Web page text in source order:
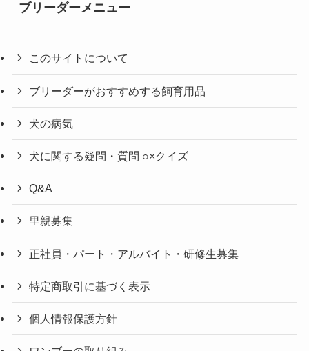
ブリーダーメニュー
このサイトについて
ブリーダーがおすすめする飼育用品
犬の病気
犬に関する疑問・質問 ○×クイズ
Q&A
里親募集
正社員・パート・アルバイト・研修生募集
特定商取引に基づく表示
個人情報保護方針